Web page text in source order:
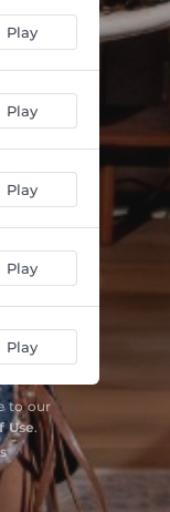
--
Play
Play
Play
Play
Play
to our
Use.